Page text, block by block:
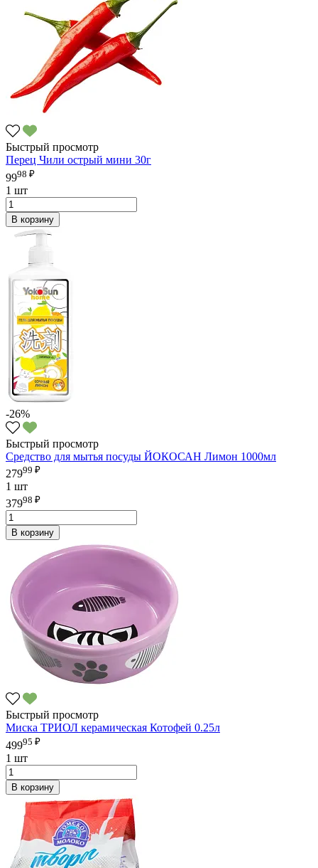
Быстрый просмотр
Перец Чили острый мини 30г
9998 ₽
1 шт
В корзину
-26%
Быстрый просмотр
Средство для мытья посуды ЙОКОСАН Лимон 1000мл
27999 ₽
1 шт
37998 ₽
В корзину
Быстрый просмотр
Миска ТРИОЛ керамическая Котофей 0.25л
49995 ₽
1 шт
В корзину